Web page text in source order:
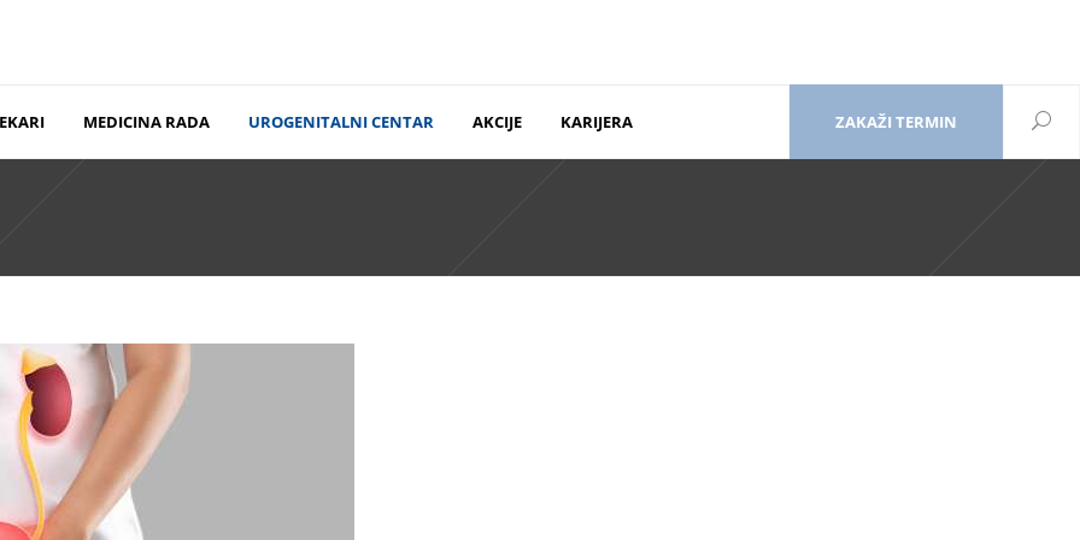
”><h6 style= “font-size: 13px; font-weight: 400; text-transform: none; line-height: 12px; margin-top: 15px; margin-bottom:
MEDICINA RADA UROGENITALNI CENTAR AKCIJE KARIJERA ZAKAŽI TERMIN